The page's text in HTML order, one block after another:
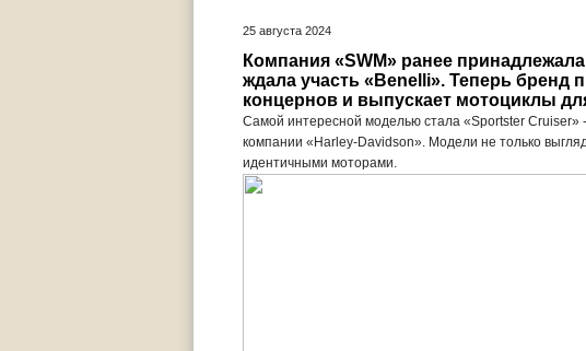
25 августа 2024
Компания «SWM» ранее
ждала участь «Benelli». Теперь бренд
концернов и выпускает мотоциклы
Самой интересной моделью стала «Sportster Cruiser»
компании «Harley-Davidson». Модели не только
идентичными моторами.